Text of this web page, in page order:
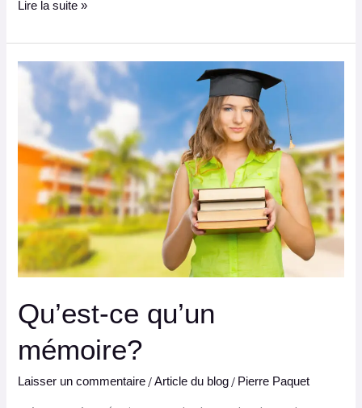
Lire la suite »
Qu’est-ce qu’un
mémoire?
Laisser un commentaire /Article du blog / Pierre Paquet
Qu’est-
mémoire?